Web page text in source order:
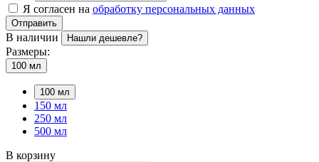
Я согласен на обработку персональных данных
Отправить
В наличии Нашли дешевле?
Размеры:
100 мл
100 мл
150 мл
250 мл
500 мл
В корзину